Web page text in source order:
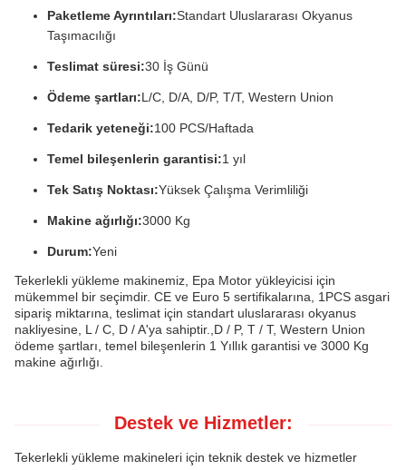
Paketleme Ayrıntıları:Standart Uluslararası Okyanus
Taşımacılığı
Teslimat süresi:30 İş Günü
Ödeme şartları:L/C, D/A, D/P, T/T, Western Union
Tedarik yeteneği:100 PCS/Haftada
Temel bileşenlerin garantisi:1 yıl
Tek Satış Noktası:Yüksek Çalışma Verimliliği
Makine ağırlığı:3000 Kg
Durum:Yeni
Tekerlekli yükleme makinemiz, Epa Motor yükleyicisi için
mükemmel bir seçimdir. CE ve Euro 5 sertifikalarına, 1PCS asgari
sipariş miktarına, teslimat için standart uluslararası okyanus
nakliyesine, L / C, D / A'ya sahiptir.,D / P, T / T, Western Union
ödeme şartları, temel bileşenlerin 1 Yıllık garantisi ve 3000 Kg
makine ağırlığı.
Destek ve Hizmetler:
Tekerlekli yükleme makineleri için teknik destek ve hizmetler